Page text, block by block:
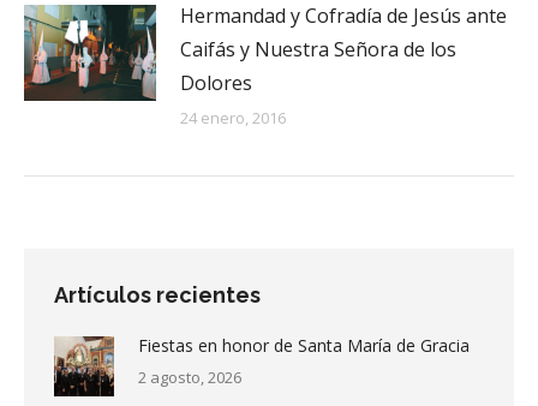
Hermandad y Cofradía de Jesús ante
Caifás y Nuestra Señora de los
Dolores
24 enero, 2016
Artículos recientes
Fiestas en honor de Santa María de Gracia
2 agosto, 2026